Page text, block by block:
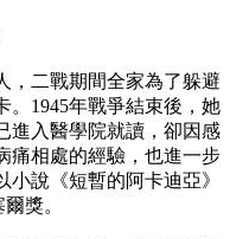
，二戰期間全家為了躲避
。1945年戰爭結束後，她
進入醫學院就讀，卻因感
痛相處的經驗，也進一步
說《短暫的阿卡迪亞》
獎。